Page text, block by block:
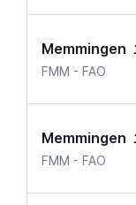
Memmingen
FMM Memmingen
- FAO
Memmingen
FMM Memmingen
- FAO